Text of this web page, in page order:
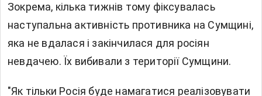
Зокрема, кілька тижнів тому фіксувалась
наступальна активність противника на Сумщині,
яка не вдалася і закінчилася для росіян
невдачею. Їх вибивали з території Сумщини.
"Як тільки Росія буде намагатися реалізовувати